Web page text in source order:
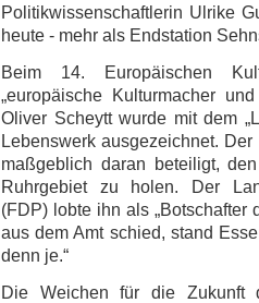
Politikwissenschaftlerin Ulrike
heute - mehr als Endstation
Beim 14. Europäischen
„europäische Kulturmacher
Oliver Scheytt wurde mit dem
Lebenswerk ausgezeichnet.
maßgeblich daran beteiligt,
Ruhrgebiet zu holen. Der
(FDP) lobte ihn als „Botschafter
aus dem Amt schied, stand
denn je.“
Die Weichen für die Zukunft